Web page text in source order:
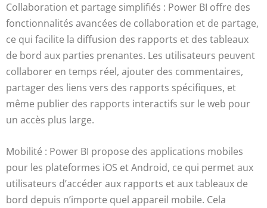
Collaboration et partage simplifiés : Power BI offre des
fonctionnalités avancées de collaboration et de partage,
ce qui facilite la diffusion des rapports et des tableaux
de bord aux parties prenantes. Les utilisateurs peuvent
collaborer en temps réel, ajouter des commentaires,
partager des liens vers des rapports spécifiques, et
même publier des rapports interactifs sur le web pour
un accès plus large.
Mobilité : Power BI propose des applications mobiles
pour les plateformes iOS et Android, ce qui permet aux
utilisateurs d’accéder aux rapports et aux tableaux de
bord depuis n’importe quel appareil mobile. Cela